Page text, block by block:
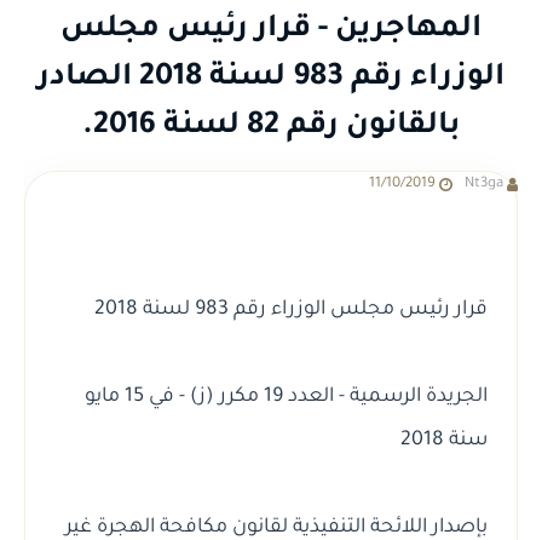
المهاجرين - قرار رئيس مجلس
الوزراء رقم 983 لسنة 2018 الصادر
بالقانون رقم 82 لسنة 2016.
Nt3ga
11/10/2019
قرار رئيس مجلس الوزراء رقم 983 لسنة 2018
الجريدة الرسمية - العدد 19 مكرر (ز) - في 15 مايو
سنة 2018
بإصدار اللائحة التنفيذية لقانون مكافحة الهجرة غير